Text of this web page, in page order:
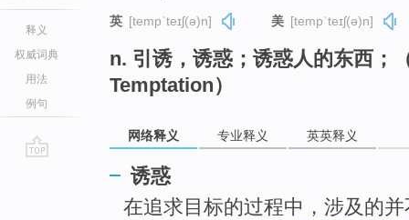
释义
权威词典
用法
例句
英 [tempˈteɪʃ(ə)n] 美 [tempˈteɪʃ(ə)n]
n. 引诱，诱惑；诱惑人的东西；
Temptation）
网络释义 专业释义 英英释义
诱惑
在追求目标的过程中，涉及的